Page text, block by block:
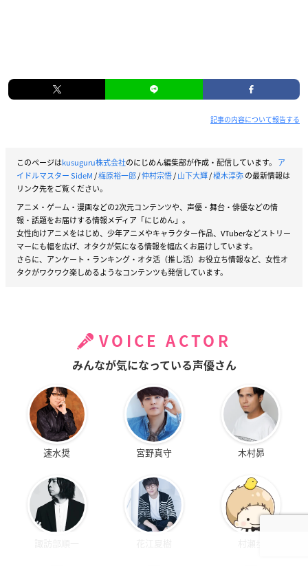
記事の内容について報告する
このページはkusuguru株式会社のにじめん編集部が作成・配信しています。 ア
イドルマスター SideM/梅原裕一郎/仲村宗悟/山下大輝/榎木淳弥の最新情報は
リンク先をご覧ください。
アニメ・ゲーム・漫画などの2次元コンテンツや、声優・舞台・俳優などの情
報・話題をお届けする情報メディア「にじめん」。
女性向けアニメをはじめ、少年アニメやキャラクター作品、VTuberなどストリー
マーにも幅を広げ、オタクが気になる情報を幅広くお届けしています。
さらに、アンケート・ランキング・オタ活（推し活）お役立ち情報など、女性オ
タクがワクワク楽しめるようなコンテンツも発信しています。
VOICE ACTOR
みんなが気になっている声優さん
速水奨 宮野真守 木村昴